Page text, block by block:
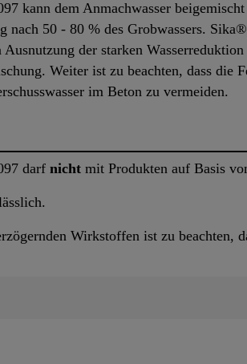
kann dem Anmachwasser
nach 50 - 80 % des Grobwassers.
der starken
Weiter ist zu beachten, dass die
im Beton zu vermeiden.
darf nicht mit Produkten auf Basis
Wirkstoffen ist zu beachten,